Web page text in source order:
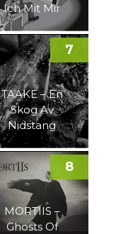
Ich Mit Mir
TAAKE – En
Skog Av
Nidstang
7
MORTIIS –
Ghosts Of
8